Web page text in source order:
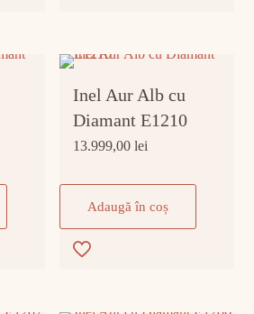
Inel Aur Alb cu
Diamant E1210
13.999,00lei
Adaugă în coș